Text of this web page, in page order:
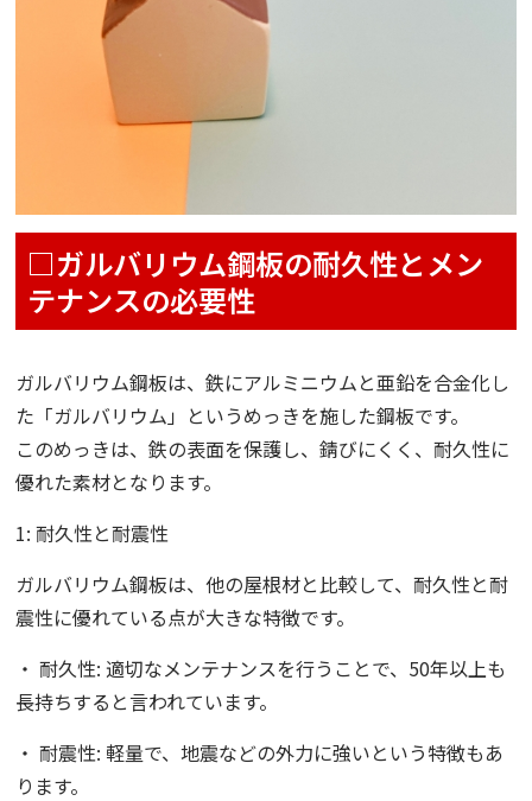
□ガルバリウム鋼板の耐久性とメン
テナンスの必要性
ガルバリウム鋼板は、鉄にアルミニウムと亜鉛を合金化し
た「ガルバリウム」というめっきを施した鋼板です。
このめっきは、鉄の表面を保護し、錆びにくく、耐久性に
優れた素材となります。
1: 耐久性と耐震性
ガルバリウム鋼板は、他の屋根材と比較して、耐久性と耐
震性に優れている点が大きな特徴です。
・ 耐久性: 適切なメンテナンスを行うことで、50年以上も
長持ちすると言われています。
・ 耐震性: 軽量で、地震などの外力に強いという特徴もあ
ります。